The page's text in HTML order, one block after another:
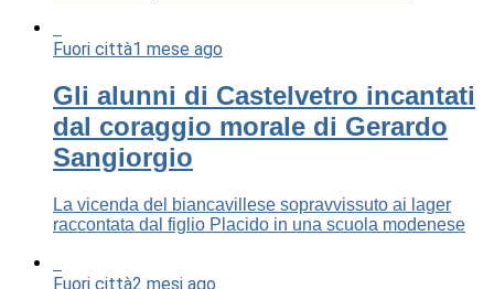
Fuori città1 mese ago
Gli alunni di Castelvetro incantati
dal coraggio morale di Gerardo
Sangiorgio
La vicenda del biancavillese sopravvissuto ai lager
raccontata dal figlio Placido in una scuola modenese
Fuori città2 mesi ago